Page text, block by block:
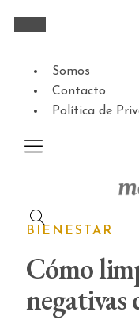
Somos
Contacto
Política de
BIENESTAR
Cómo
negativas